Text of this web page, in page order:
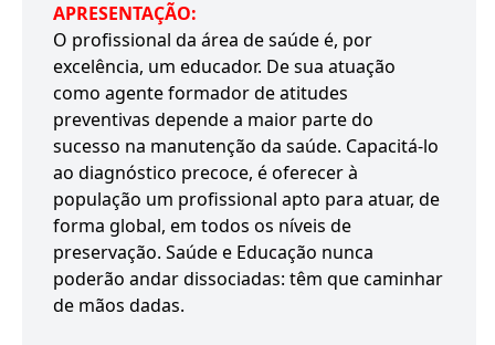
APRESENTAÇÃO:
O profissional da área de saúde é, por
excelência, um educador. De sua atuação
como agente formador de atitudes
preventivas depende a maior parte do
sucesso na manutenção da saúde. Capacitá-lo
ao diagnóstico precoce, é oferecer à
população um profissional apto para atuar, de
forma global, em todos os níveis de
preservação. Saúde e Educação nunca
poderão andar dissociadas: têm que caminhar
de mãos dadas.